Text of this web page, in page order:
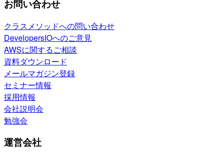
お問い合わせ
クラスメソッドへの問い合わせ
DevelopersIOへのご意見
AWSに関するご相談
資料ダウンロード
メールマガジン登録
セミナー情報
採用情報
会社説明会
勉強会
運営会社